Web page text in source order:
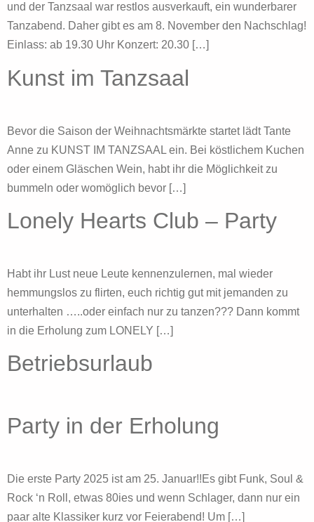
und der Tanzsaal war restlos ausverkauft, ein wunderbarer
Tanzabend. Daher gibt es am 8. November den Nachschlag!
Einlass: ab 19.30 Uhr Konzert: 20.30 […]
Kunst im Tanzsaal
Bevor die Saison der Weihnachtsmärkte startet lädt Tante
Anne zu KUNST IM TANZSAAL ein. Bei köstlichem Kuchen
oder einem Gläschen Wein, habt ihr die Möglichkeit zu
bummeln oder womöglich bevor […]
Lonely Hearts Club – Party
Habt ihr Lust neue Leute kennenzulernen, mal wieder
hemmungslos zu flirten, euch richtig gut mit jemanden zu
unterhalten …..oder einfach nur zu tanzen??? Dann kommt
in die Erholung zum LONELY […]
Betriebsurlaub
Party in der Erholung
Die erste Party 2025 ist am 25. Januar!!Es gibt Funk, Soul &
Rock ‘n Roll, etwas 80ies und wenn Schlager, dann nur ein
paar alte Klassiker kurz vor Feierabend! Um […]